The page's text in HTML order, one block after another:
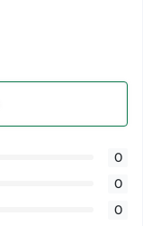
0
0
0